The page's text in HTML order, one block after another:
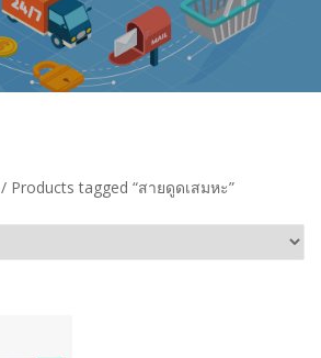
/ Products tagged “สายดูดเสมหะ”